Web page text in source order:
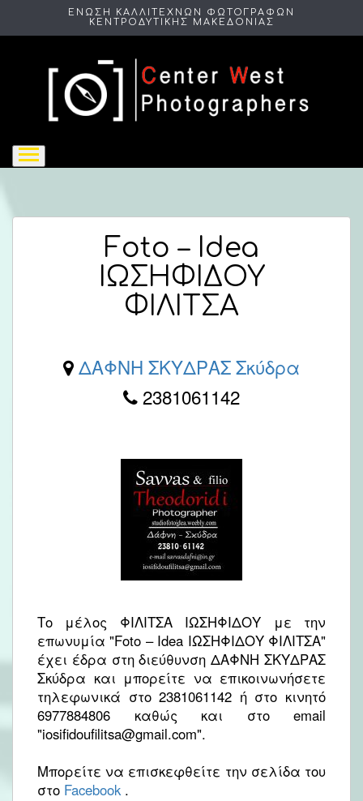
ΕΝΩΣΗ ΚΑΛΛΙΤΕΧΝΩΝ ΦΩΤΟΓΡΑΦΩΝ
ΚΕΝΤΡΟΔΥΤΙΚΗΣ ΜΑΚΕΔΟΝΙΑΣ
Foto – Idea
ΙΩΣΗΦΙΔΟΥ
ΦΙΛΙΤΣΑ
ΔΑΦΝΗ ΣΚΥΔΡΑΣ Σκύδρα
2381061142
Το μέλος ΦΙΛΙΤΣΑ ΙΩΣΗΦΙΔΟΥ με την
επωνυμία "Foto – Idea ΙΩΣΗΦΙΔΟΥ ΦΙΛΙΤΣΑ"
έχει έδρα στη διεύθυνση ΔΑΦΝΗ ΣΚΥΔΡΑΣ
Σκύδρα και μπορείτε να επικοινωνήσετε
τηλεφωνικά στο 2381061142 ή στο κινητό
6977884806 καθώς και στο email
"iosifidoufilitsa@gmail.com".
Μπορείτε να επισκεφθείτε την σελίδα του
στο Facebook.